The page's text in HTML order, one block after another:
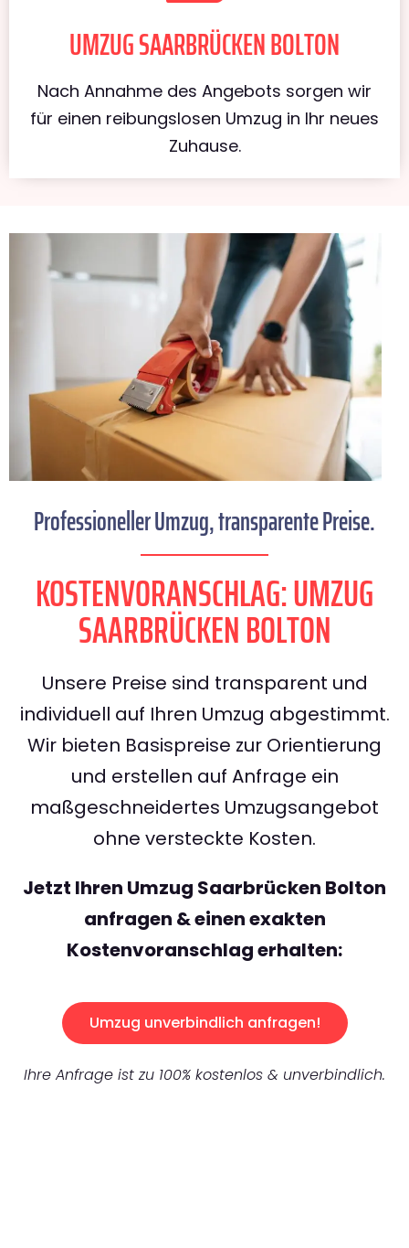
UMZUG SAARBRÜCKEN BOLTON
Nach Annahme des Angebots sorgen wir
für einen reibungslosen Umzug in Ihr neues
Zuhause.
Professioneller Umzug, transparente Preise.
KOSTENVORANSCHLAG: UMZUG
SAARBRÜCKEN BOLTON
Unsere Preise sind transparent und
individuell auf Ihren Umzug abgestimmt.
Wir bieten Basispreise zur Orientierung
und erstellen auf Anfrage ein
maßgeschneidertes Umzugsangebot
ohne versteckte Kosten.
Jetzt Ihren Umzug Saarbrücken Bolton
anfragen & einen exakten
Kostenvoranschlag erhalten:
Umzug unverbindlich anfragen!
Ihre Anfrage ist zu 100% kostenlos & unverbindlich.